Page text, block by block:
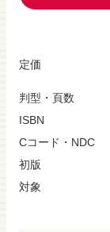
定価
判型・頁数
ISBN
Cコード・NDC
初版
対象